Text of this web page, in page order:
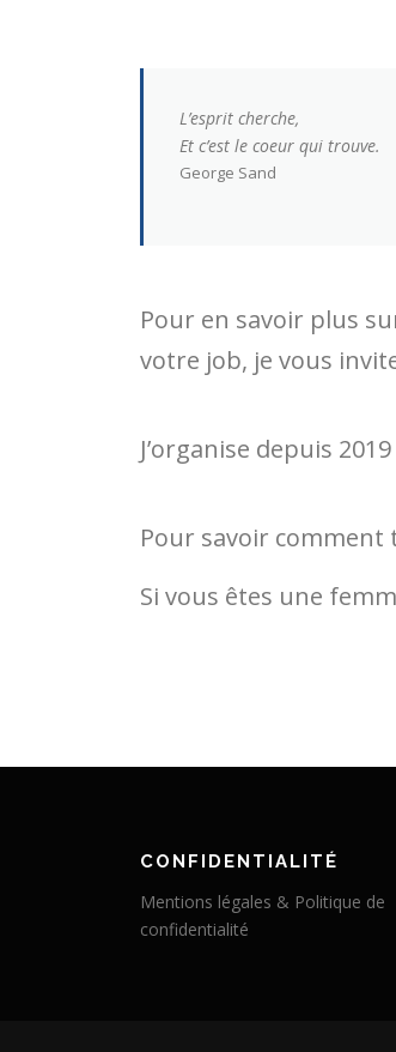
L’esprit cherche,
Et c’est le coeur qui trouve.
George Sand
Pour en savoir plus
votre job, je vous
J’organise depuis
Pour savoir
Si vous êtes une
CONFIDENTIALITÉ
Mentions légales & Politique de
confidentialité